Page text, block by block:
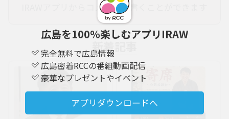
広島を100％楽しむアプリIRAW
完全無料で広島情報
広島密着RCCの番組動画配信
豪華なプレゼントやイベント
アプリダウンロードへ
IRAWアプリからコメントを書くことができます
新着記事